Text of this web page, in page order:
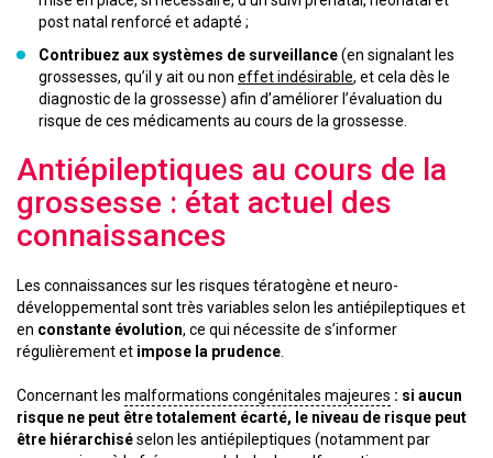
post natal renforcé et adapté ;
Contribuez aux systèmes de surveillance(en signalant les
grossesses, qu’il y ait ou non effet indésirable, et cela dès le
diagnostic de la grossesse) afin d’améliorer l’évaluation du
risque de ces médicaments au cours de la grossesse.
Antiépileptiques au cours de la
grossesse : état actuel des
connaissances
Les connaissances sur les risques tératogène et neuro-
développemental sont très variables selon les antiépileptiques et
en constante évolution, ce qui nécessite de s’informer
régulièrement et impose la prudence
Concernant les malformations congénitales majeures : si aucun
risque ne peut être totalement écarté, le niveau de risque peut
être hiérarchiséselon les antiépileptiques (notamment par